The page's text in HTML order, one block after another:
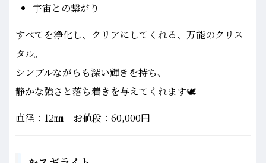
宇宙との繋がり
すべてを浄化し、クリアにしてくれる、万能のクリス
タル。
シンプルながらも深い輝きを持ち、
静かな強さと落ち着きを与えてくれます🕊️
直径：12㎜ お値段：60,000円